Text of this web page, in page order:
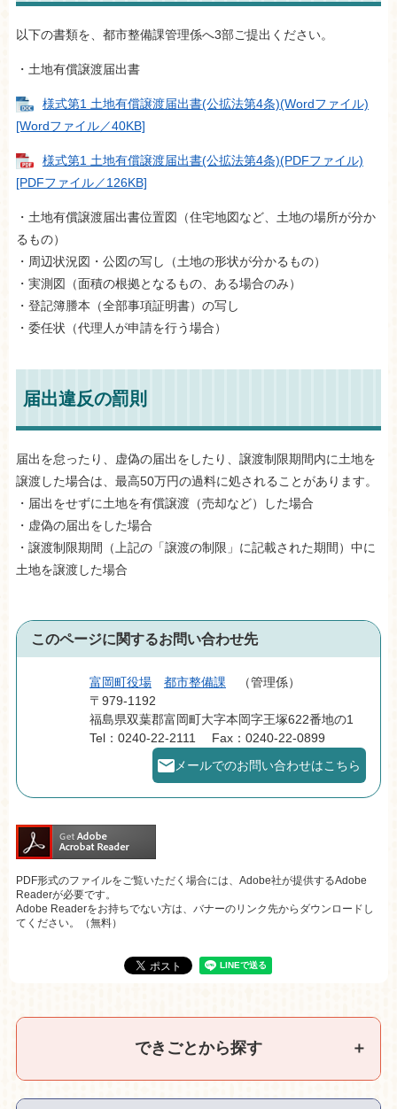
以下の書類を、都市整備課管理係へ3部ご提出ください。
・土地有償譲渡届出書
様式第1 土地有償譲渡届出書(公拡法第4条)(Wordファイル)
[Wordファイル／40KB]
様式第1 土地有償譲渡届出書(公拡法第4条)(PDFファイル)
[PDFファイル／126KB]
・土地有償譲渡届出書位置図（住宅地図など、土地の場所が分か
るもの）
・周辺状況図・公図の写し（土地の形状が分かるもの）
・実測図（面積の根拠となるもの、ある場合のみ）
・登記簿謄本（全部事項証明書）の写し
・委任状（代理人が申請を行う場合）​
届出違反の罰則
届出を怠ったり、虚偽の届出をしたり、譲渡制限期間内に土地を
譲渡した場合は、最高50万円の過料に処されることがあります。
・届出をせずに土地を有償譲渡（売却など）した場合
・虚偽の届出をした場合
・譲渡制限期間（上記の「譲渡の制限」に記載された期間）中に
土地を譲渡した場合
このページに関するお問い合わせ先
富岡町役場 都市整備課
管理係
〒979-1192
福島県双葉郡富岡町大字本岡字王塚622番地の1
Tel：0240-22-2111
Fax：0240-22-0899
メールでのお問い合わせはこちら
PDF形式のファイルをご覧いただく場合には、Adobe社が提供するAdobe
Readerが必要です。
Adobe Readerをお持ちでない方は、バナーのリンク先からダウンロードし
てください。（無料）
できごとから探す ＋